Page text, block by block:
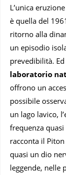
L’unica
è quella del
ritorno alla
un episodio
prevedibilità.
laboratorio
offrono un
possibile
un lago lavico,
frequenza
racconta il
quasi un dio
leggende, nelle